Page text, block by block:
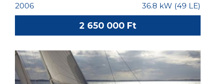
2006 36.8 kW (49 LE)
2 650 000 Ft